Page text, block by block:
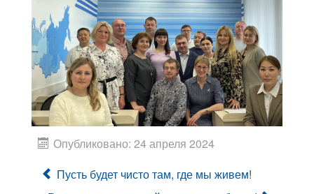
Опубликовано: 24 апреля 2024
Пусть будет чисто там, где мы живем!